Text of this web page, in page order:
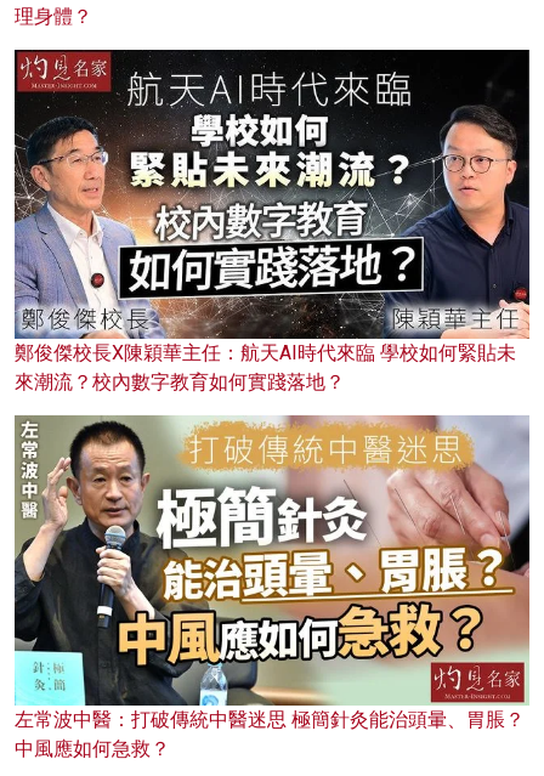
理身體？
鄭俊傑校長X陳穎華主任：航天AI時代來臨 學校如何緊貼未
來潮流？校內數字教育如何實踐落地？
左常波中醫：打破傳統中醫迷思 極簡針灸能治頭暈、胃脹？
中風應如何急救？